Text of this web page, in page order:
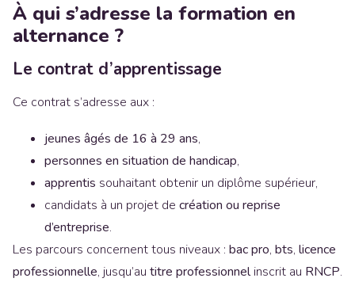
À qui s’adresse la formation en
alternance ?
Le contrat d’apprentissage
Ce contrat s’adresse aux :
jeunes âgés de 16 à 29 ans,
personnes en situation de handicap,
apprentis souhaitant obtenir un diplôme supérieur,
candidats à un projet de création ou reprise
d’entreprise.
Les parcours concernent tous niveaux : bac pro, bts, licence
professionnelle, jusqu’au titre professionnelinscrit au RNCP.